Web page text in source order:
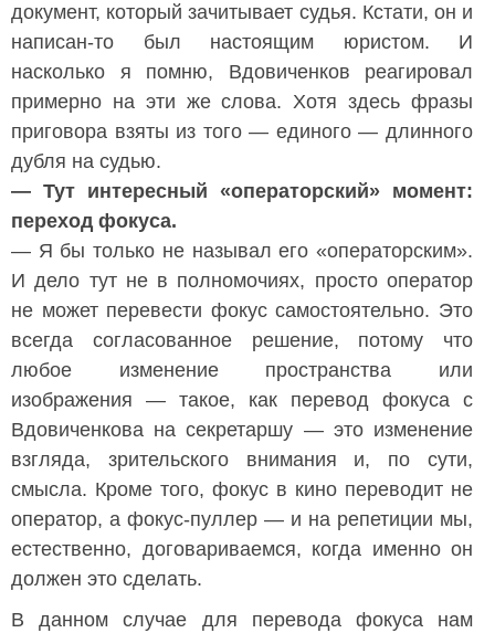
документ, который зачитывает судья. Кстати, он и
написан-то был настоящим юристом. И
насколько я помню, Вдовиченков реагировал
примерно на эти же слова. Хотя здесь фразы
приговора взяты из того — единого — длинного
дубля на судью.
— Тут интересный «операторский» момент:
переход фокуса.
— Я бы только не называл его «операторским».
И дело тут не в полномочиях, просто оператор
не может перевести фокус самостоятельно. Это
всегда согласованное решение, потому что
любое изменение пространства или
изображения — такое, как перевод фокуса с
Вдовиченкова на секретаршу — это изменение
взгляда, зрительского внимания и, по сути,
смысла. Кроме того, фокус в кино переводит не
оператор, а фокус-пуллер — и на репетиции мы,
естественно, договариваемся, когда именно он
должен это сделать.
В данном случае для перевода фокуса нам